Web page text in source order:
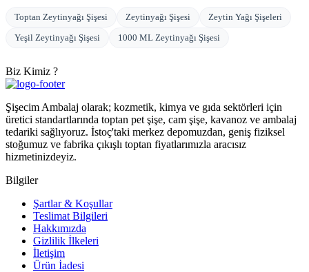
Toptan Zeytinyağı Şişesi Zeytinyağı Şişesi
Zeytin Yağı Şişeleri
Yeşil Zeytinyağı Şişesi
1000 ML Zeytinyağı Şişesi
Biz Kimiz ?
Şişecim Ambalaj olarak; kozmetik, kimya ve gıda sektörleri için
üretici standartlarında toptan pet şişe, cam şişe, kavanoz ve ambalaj
tedariki sağlıyoruz. İstoç'taki merkez depomuzdan, geniş fiziksel
stoğumuz ve fabrika çıkışlı toptan fiyatlarımızla aracısız
hizmetinizdeyiz.
Bilgiler
Şartlar & Koşullar
Teslimat Bilgileri
Hakkımızda
Gizlilik İlkeleri
İletişim
Ürün İadesi